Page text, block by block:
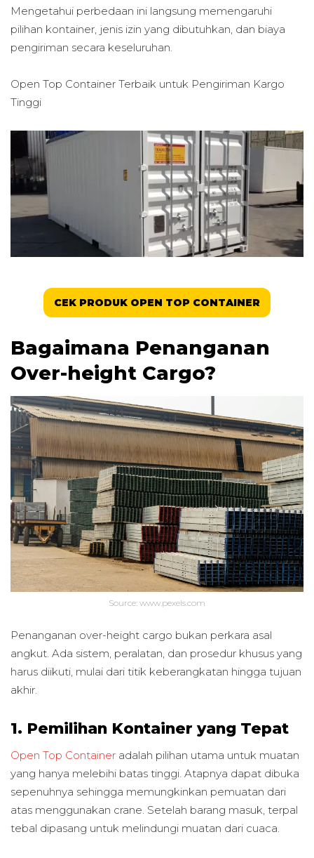
Mengetahui perbedaan ini langsung memengaruhi
pilihan kontainer, jenis izin yang dibutuhkan, dan biaya
pengiriman secara keseluruhan.
Open Top Container Terbaik untuk Pengiriman Kargo
Tinggi
CEK PRODUK OPEN TOP CONTAINER
Bagaimana Penanganan
Over-height Cargo?
Source: www.pexels.com
Penanganan over-height cargo bukan perkara asal
angkut. Ada sistem, peralatan, dan prosedur khusus yang
harus diikuti, mulai dari titik keberangkatan hingga tujuan
akhir.
1. Pemilihan Kontainer yang Tepat
Open Top Container adalah pilihan utama untuk muatan
yang hanya melebihi batas tinggi. Atapnya dapat dibuka
sepenuhnya sehingga memungkinkan pemuatan dari
atas menggunakan crane. Setelah barang masuk, terpal
tebal dipasang untuk melindungi muatan dari cuaca.